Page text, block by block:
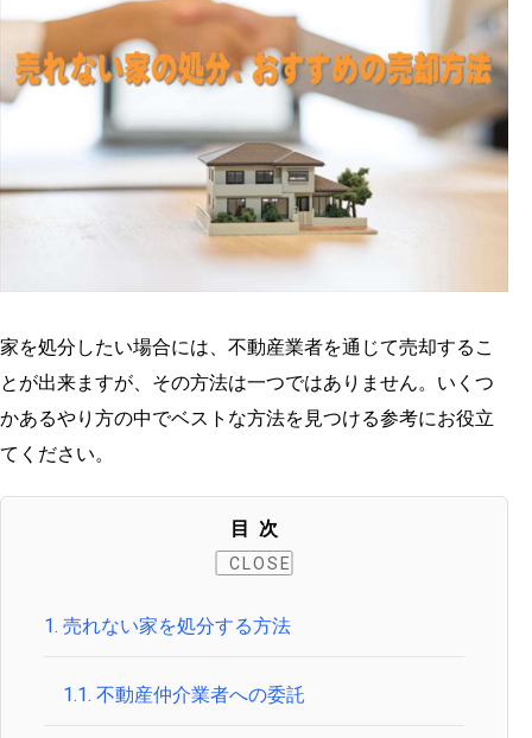
家を処分したい場合には、不動産業者を通じて売却するこ
とが出来ますが、その方法は一つではありません。いくつ
かあるやり方の中でベストな方法を見つける参考にお役立
てください。
目次
1. 売れない家を処分する方法
1.1. 不動産仲介業者への委託